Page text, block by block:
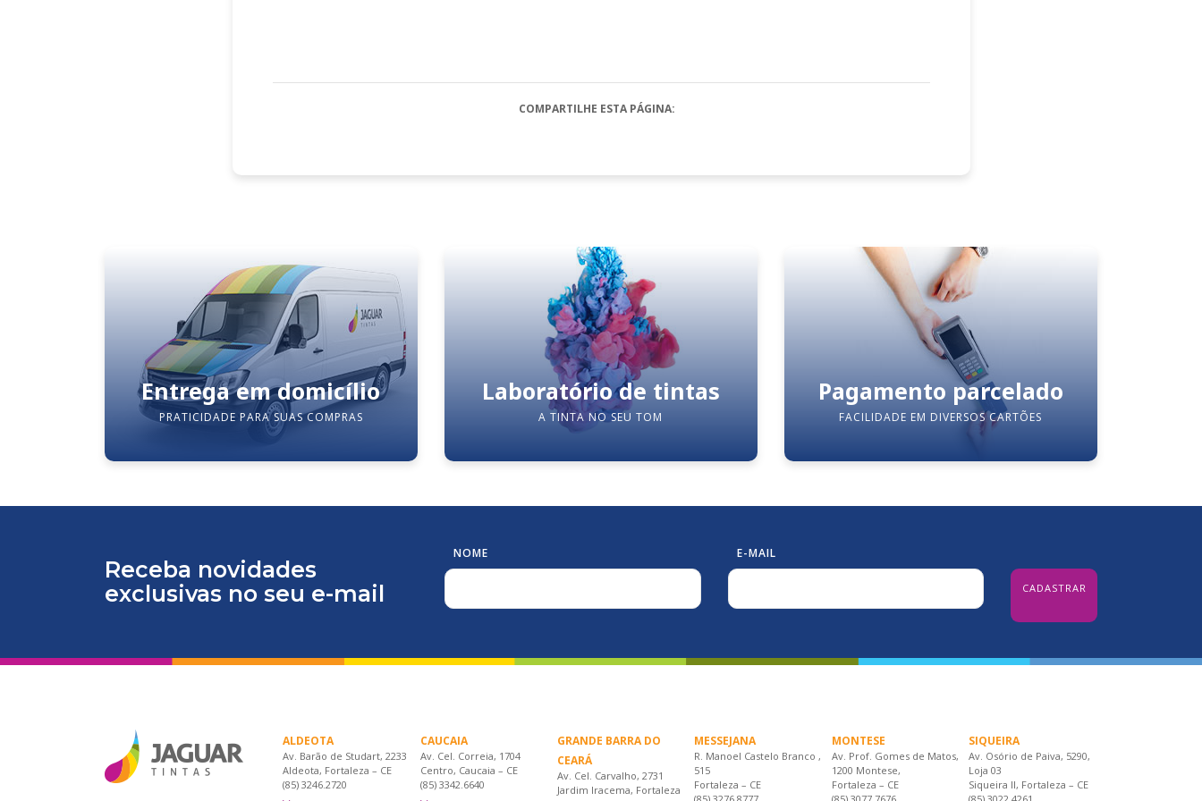
COMPARTILHE ESTA PÁGINA:
Entrega em domicílio
PRATICIDADE PARA SUAS COMPRAS
Laboratório de tintas
A TINTA NO SEU TOM
Pagamento parcelado
FACILIDADE EM DIVERSOS CARTÕES
Receba novidades
exclusivas no seu e-mail
NOME E-MAIL
ALDEOTA
Av. Barão de Studart, 2233
Aldeota, Fortaleza – CE
(85) 3246.2720
CAUCAIA
Av. Cel. Correia, 1704
Centro, Caucaia – CE
(85) 3342.6640
GRANDE BARRA DO
CEARÁ
Av. Cel. Carvalho, 2731
Jardim Iracema, Fortaleza
MESSEJANA
R. Manoel Castelo Branco ,
515
Fortaleza – CE
(85) 3276.8777
MONTESE
Av. Prof. Gomes de Matos,
1200 Montese,
Fortaleza – CE
(85) 3077 7676
SIQUEIRA
Av. Osório de Paiva, 5290,
Loja 03
Siqueira II, Fortaleza – CE
(85) 3022.4261